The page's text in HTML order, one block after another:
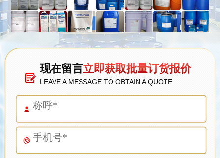
现在留言立即获取批量订货报价
LEAVE A MESSAGE TO OBTAIN A QUOTE